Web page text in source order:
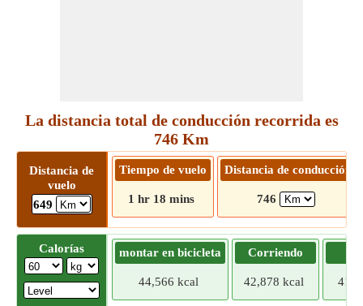
La distancia total de conducción recorrida es
746 Km
Distancia de
vuelo
649
Tiempo de vuelo
1 hr 18 mins
Distancia de conducción
746
Calorías montar en bicicleta
44,566 kcal
Corriendo
42,878 kcal